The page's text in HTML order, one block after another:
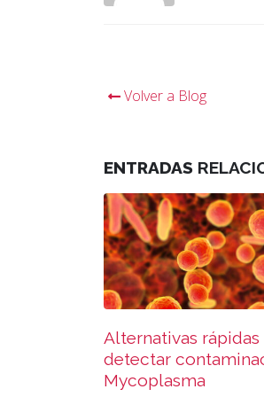
Volver a Blog
ENTRADAS
Alternativas rápidas
detectar
Mycoplasma